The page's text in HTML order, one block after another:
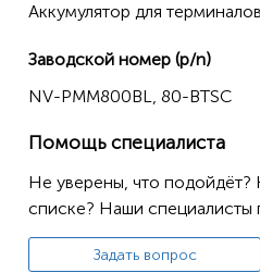
Аккумулятор для
Заводской номер (p/n)
NV-PMM800BL, 80-BTSC
Помощь специалиста
Не уверены, что
списке? Наши специалисты
Задать вопрос